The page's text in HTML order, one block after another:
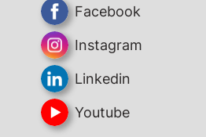
Facebook
Instagram
Linkedin
Youtube